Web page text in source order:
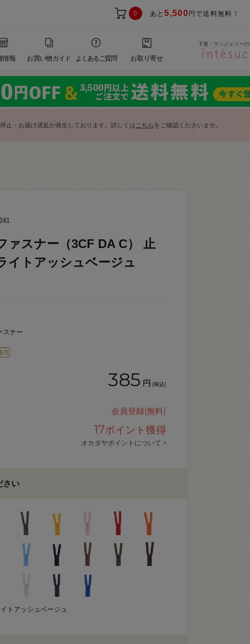
0 あと5,500 円で送料無料！
情報 お買い物ガイド よくあるご質問 お取り寄せ
下着・ランジェリー
止・お届け遅延が発生しております。詳しくはこちら をご確認くださいませ。
ァスナー（3CF DA C） 止
イトアッシュベージュ
スナー
385 円 (税込)
会員登録(無料)
17ポイント獲得
オカダヤポイントについて >
さい
トアッシュベージュ